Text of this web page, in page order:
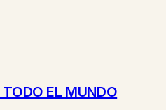
EL MUNDO